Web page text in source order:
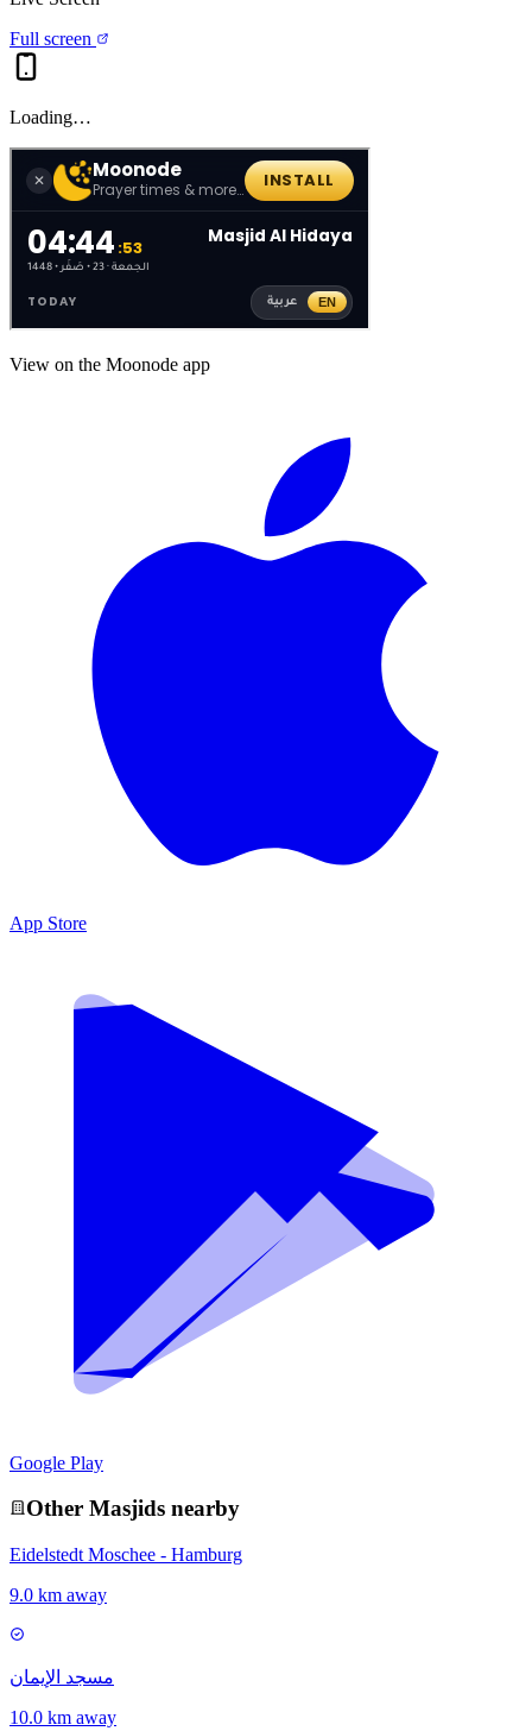
Full screen
Loading…
View on the Moonode app
App Store
Google Play
Other Masjids nearby
Eidelstedt Moschee - Hamburg
9.0 km away
مسجد الإيمان
10.0 km away